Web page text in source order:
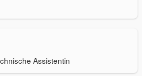
Assistentin